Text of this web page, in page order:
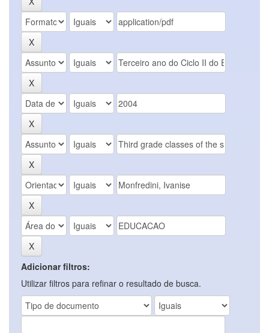
Adicionar filtros:
Utilizar filtros para refinar o resultado de busca.